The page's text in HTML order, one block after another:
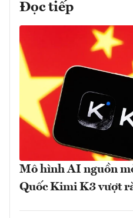
Đọc tiếp
Mô hình AI nguồn
Quốc Kimi K3 vượt